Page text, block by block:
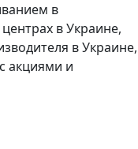
в
в Украине,
в Украине,
акциями и